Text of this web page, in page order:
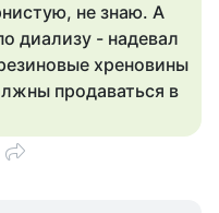
не знаю. А
диализу - надевал
хреновины
продаваться в